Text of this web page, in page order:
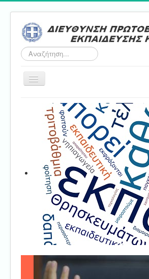
Αναζήτηση...
Εναλλαγή
Αρχική
Τμήμα Α'
Τμήμα Β'
Τμήμα Γ'
Τμήμα Δ'
Τμήμα E'
Επικοινωνία